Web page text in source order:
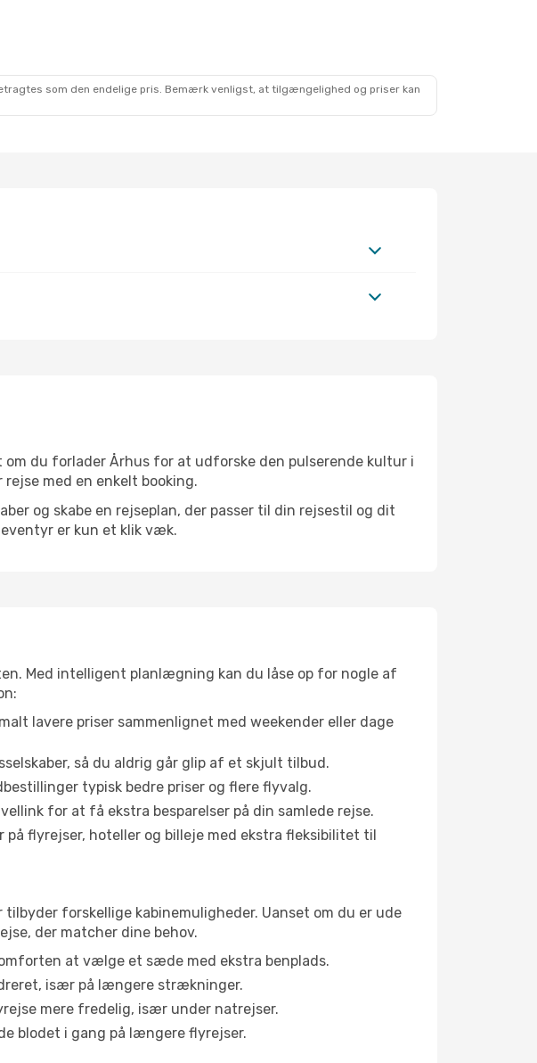
som den endelige pris. Bemærk venligst, at tilgængelighed og priser kan
du forlader Århus for at udforske den pulserende kultur i
med en enkelt booking.
og skabe en rejseplan, der passer til din rejsestil og dit
er kun et klik væk.
Med intelligent planlægning kan du låse op for nogle af
lavere priser sammenlignet med weekender eller dage
så du aldrig går glip af et skjult tilbud.
typisk bedre priser og flere flyvalg.
for at få ekstra besparelser på din samlede rejse.
på flyrejser, hoteller og billeje med ekstra fleksibilitet til
forskellige kabinemuligheder. Uanset om du er ude
der matcher dine behov.
at vælge et sæde med ekstra benplads.
især på længere strækninger.
mere fredelig, især under natrejser.
blodet i gang på længere flyrejser.